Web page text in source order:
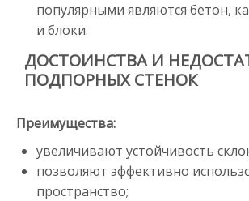
популярными являются бетон,
и блоки.
ДОСТОИНСТВА И
ПОДПОРНЫХ СТЕНОК
Преимущества:
увеличивают устойчивость
позволяют эффективно
пространство;